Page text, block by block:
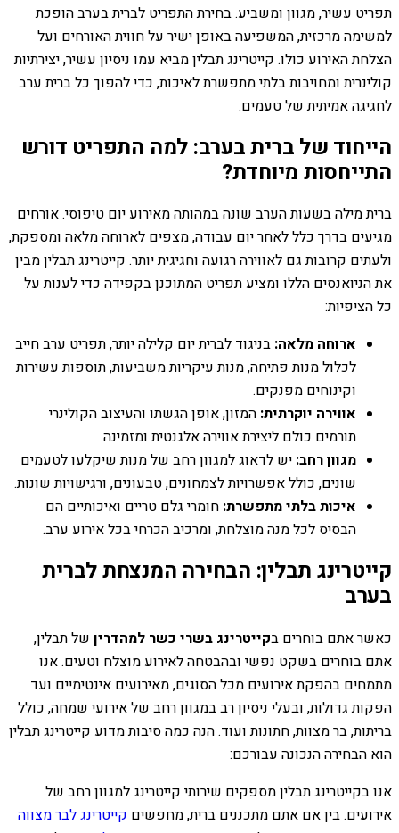
תפריט עשיר, מגוון ומשביע. בחירת התפריט לברית בערב הופכת
למשימה מרכזית, המשפיעה באופן ישיר על חווית האורחים ועל
הצלחת האירוע כולו. קייטרינג תבלין מביא עמו ניסיון עשיר, יצירתיות
קולינרית ומחויבות בלתי מתפשרת לאיכות, כדי להפוך כל ברית ערב
לחגיגה אמיתית של טעמים.
הייחוד של ברית בערב: למה התפריט דורש
התייחסות מיוחדת?
ברית מילה בשעות הערב שונה במהותה מאירוע יום טיפוסי. אורחים
מגיעים בדרך כלל לאחר יום עבודה, מצפים לארוחה מלאה ומספקת,
ולעתים קרובות גם לאווירה רגועה וחגיגית יותר. קייטרינג תבלין מבין
את הניואנסים הללו ומציע תפריט המתוכנן בקפידה כדי לענות על
כל הציפיות:
ארוחה מלאה: בניגוד לברית יום קלילה יותר, תפריט ערב חייב
לכלול מנות פתיחה, מנות עיקריות משביעות, תוספות עשירות
וקינוחים מפנקים.
אווירה יוקרתית: המזון, אופן הגשתו והעיצוב הקולינרי
תורמים כולם ליצירת אווירה אלגנטית ומזמינה.
מגוון רחב: יש לדאוג למגוון רחב של מנות שיקלעו לטעמים
שונים, כולל אפשרויות לצמחונים, טבעונים, ורגישויות שונות.
איכות בלתי מתפשרת: חומרי גלם טריים ואיכותיים הם
הבסיס לכל מנה מוצלחת, ומרכיב הכרחי בכל אירוע ערב.
קייטרינג תבלין: הבחירה המנצחת לברית
בערב
כאשר אתם בוחרים בקייטרינג בשרי כשר למהדרין של תבלין,
אתם בוחרים בשקט נפשי ובהבטחה לאירוע מוצלח וטעים. אנו
מתמחים בהפקת אירועים מכל הסוגים, מאירועים אינטימיים ועד
הפקות גדולות, ובעלי ניסיון רב במגוון רחב של אירועי שמחה, כולל
בריתות, בר מצוות, חתונות ועוד. הנה כמה סיבות מדוע קייטרינג תבלין
הוא הבחירה הנכונה עבורכם:
אנו בקייטרינג תבלין מספקים שירותי קייטרינג למגוון רחב של
אירועים. בין אם אתם מתכננים ברית, מחפשים קייטרינג לבר מצווה